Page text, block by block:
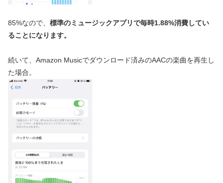
85%なので、 標準のミュージックアプリで毎時1.88%消費してい
ることになります。
続いて、Amazon Musicでダウンロード済みのAACの楽曲を再生し
た場合。